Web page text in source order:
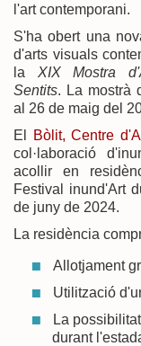
l'art contemporani.
S'ha obert una
d'arts visuals
la XIX Mostra
Sentits. La mostrà
al 26 de maig del
El
Bòlit, Centre
col·laboració
acollir en
Festival inund'Art
de juny de 2024.
La residència
Allotjament
Utilització
La
durant